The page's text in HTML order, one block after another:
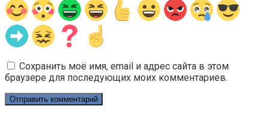
Сохранить моё имя, email и адрес сайта в этом
браузере для последующих моих комментариев.